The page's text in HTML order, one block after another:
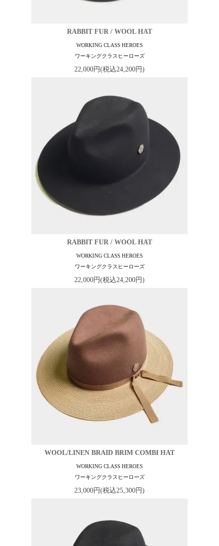
RABBIT FUR / WOOL HAT
WORKING CLASS HEROES
ワーキングクラスヒーローズ
22,000円(税込24,200円)
RABBIT FUR / WOOL HAT
WORKING CLASS HEROES
ワーキングクラスヒーローズ
22,000円(税込24,200円)
WOOL/LINEN BRAID BRIM COMBI HAT
WORKING CLASS HEROES
ワーキングクラスヒーローズ
23,000円(税込25,300円)